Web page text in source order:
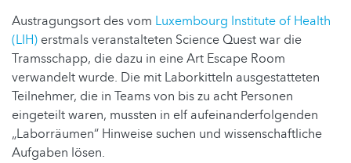
Austragungsort des vom Luxembourg Institute of Health
(LIH) erstmals veranstalteten Science Quest war die
Tramsschapp, die dazu in eine Art Escape Room
verwandelt wurde. Die mit Laborkitteln ausgestatteten
Teilnehmer, die in Teams von bis zu acht Personen
eingeteilt waren, mussten in elf aufeinanderfolgenden
„Laborräumen“ Hinweise suchen und wissenschaftliche
Aufgaben lösen.